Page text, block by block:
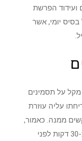
ועידוד הפרשת
בסיס יומי, אשר
על תסמינים
עליה עוזרת
ממנה. כאמור,
עסו שמן קוקוס לתוך השיער והקרקפת כ-30 דקות לפני